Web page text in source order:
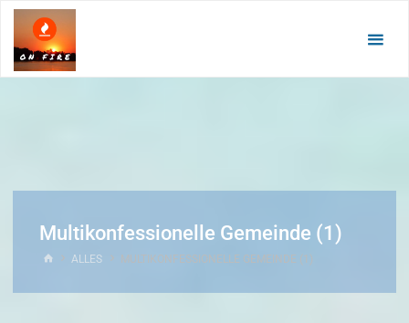
Zum
springen
Multikonfessionelle Gemeinde (1)
STARTALLES MULTIKONFESSIONELLE GEMEINDE (1)